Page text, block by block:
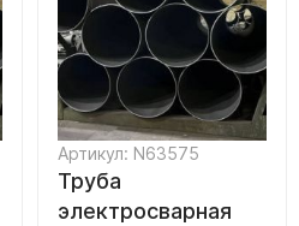
Артикул: N63575
Труба
электросварная